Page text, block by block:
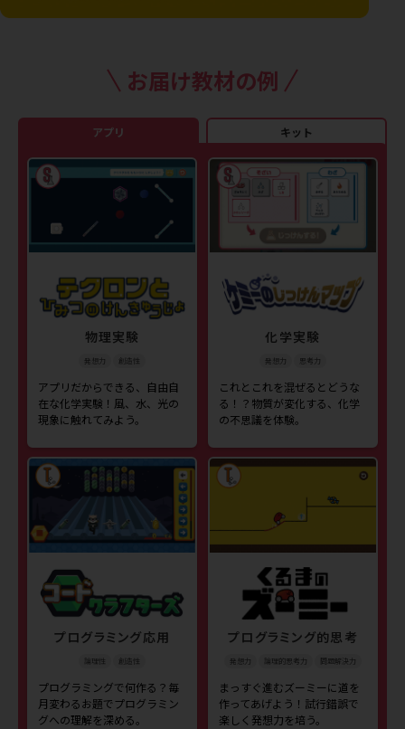
お届け教材の例
アプリ キット
物理実験
発想力 創造性
アプリだからできる、自由自
在な化学実験！風、水、光の
現象に触れてみよう。
化学実験
発想力 思考力
これとこれを混ぜるとどうな
る！？物質が変化する、化学
の不思議を体験。
プログラミング応用
論理性 創造性
プログラミングで何作る？毎
月変わるお題でプログラミン
グへの理解を深める。
プログラミング的思考
発想力 論理的思考力 問題解決力
まっすぐ進むズーミーに道を
作ってあげよう！試行錯誤で
楽しく発想力を培う。